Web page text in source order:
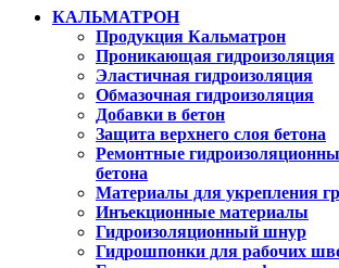
КАЛЬМАТРОН
Продукция Кальматрон
Проникающая гидроизоляция
Эластичная гидроизоляция
Обмазочная гидроизоляция
Добавки в бетон
Защита верхнего слоя бетона
Ремонтные
бетона
Материалы для укрепления
Инъекционные материалы
Гидроизоляционный шнур
Гидрошпонки для рабочих